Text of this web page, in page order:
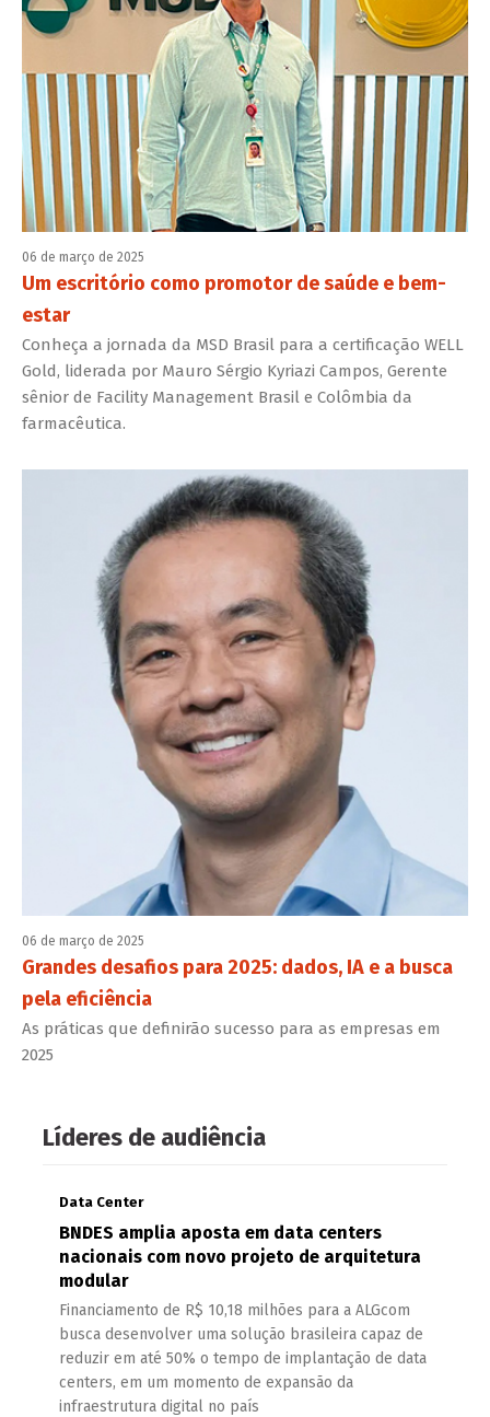
06 de março de 2025
Um escritório como promotor de saúde e bem-
estar
Conheça a jornada da MSD Brasil para a certificação WELL
Gold, liderada por Mauro Sérgio Kyriazi Campos, Gerente
sênior de Facility Management Brasil e Colômbia da
farmacêutica.
06 de março de 2025
Grandes desafios para 2025: dados, IA e a busca
pela eficiência
As práticas que definirão sucesso para as empresas em
2025
Líderes de audiência
Data Center
BNDES amplia aposta em data centers
nacionais com novo projeto de arquitetura
modular
Financiamento de R$ 10,18 milhões para a ALGcom
busca desenvolver uma solução brasileira capaz de
reduzir em até 50% o tempo de implantação de data
centers, em um momento de expansão da
infraestrutura digital no país